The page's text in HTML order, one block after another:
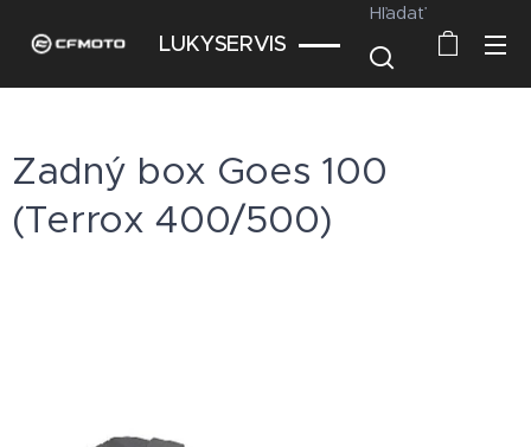
LUKYSERVIS
Hľadať
Zadný box Goes 100
(Terrox 400/500)